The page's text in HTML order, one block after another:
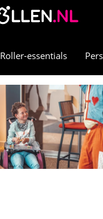
Roller-essentials